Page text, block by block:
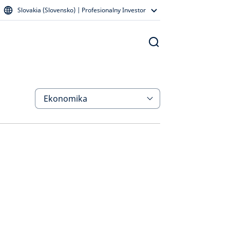
Slovakia (Slovensko) | Profesionalny Investor
Ekonomika